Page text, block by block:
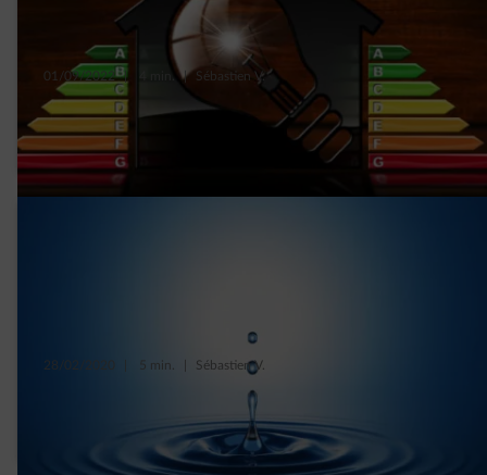
01/09/2022 | 4 min. | Sébastien V.
Energieverslinders in je woning opsporen
en je verbruik verminderen
28/02/2020 5 min. Sébastien V.
Waterverbruik, wat is waar en wat is niet